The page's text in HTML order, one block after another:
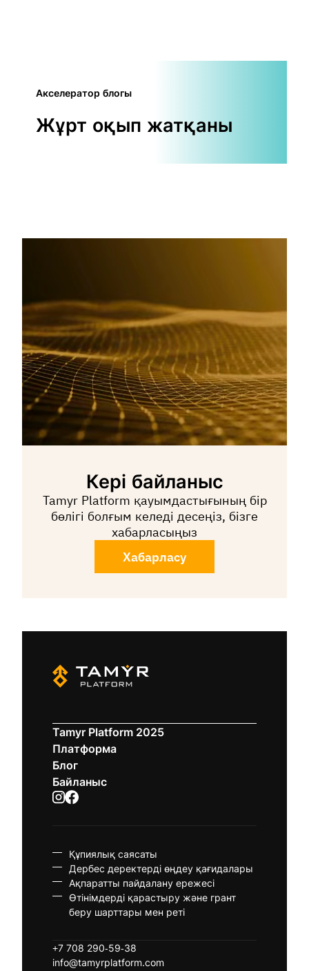
Акселератор блогы
Жұрт оқып жатқаны
Кері байланыс
Tamyr Platform қауымдастығының бір
бөлігі болғым келеді десеңіз, бізге
хабарласыңыз
Хабарласу
Tamyr Platform 2025
Платформа
Блог
Байланыс
+7 708 290-59-38
info@tamyrplatform.com
Құпиялық саясаты
Дербес деректерді өңдеу қағидалары
Ақпаратты пайдалану ережесі
Өтінімдерді қарастыру және грант
беру шарттары мен реті